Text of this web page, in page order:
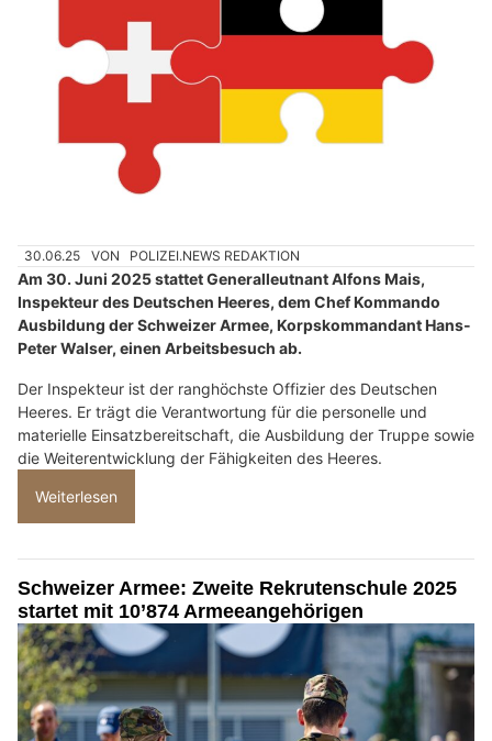
30.06.25 VON POLIZEI.NEWS REDAKTION
Am 30. Juni 2025 stattet Generalleutnant Alfons Mais,
Inspekteur des Deutschen Heeres, dem Chef Kommando
Ausbildung der Schweizer Armee, Korpskommandant Hans-
Peter Walser, einen Arbeitsbesuch ab.
Der Inspekteur ist der ranghöchste Offizier des Deutschen
Heeres. Er trägt die Verantwortung für die personelle und
materielle Einsatzbereitschaft, die Ausbildung der Truppe sowie
die Weiterentwicklung der Fähigkeiten des Heeres.
Weiterlesen
Schweizer Armee: Zweite Rekrutenschule 2025
startet mit 10’874 Armeeangehörigen